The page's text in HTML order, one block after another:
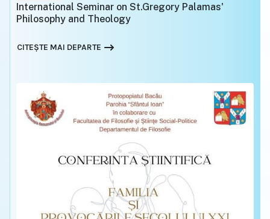
International Seminar on St.Gregory Palamas'
Philosophy and Theology
CITEȘTE MAI DEPARTE